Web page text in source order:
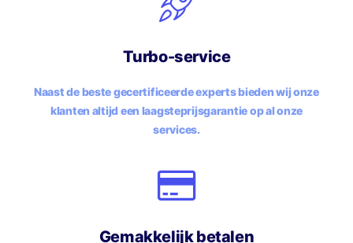
Turbo-service
Naast de beste gecertificeerde experts bieden wij onze
klanten altijd een laagsteprijsgarantie op al onze
services.
Gemakkelijk betalen